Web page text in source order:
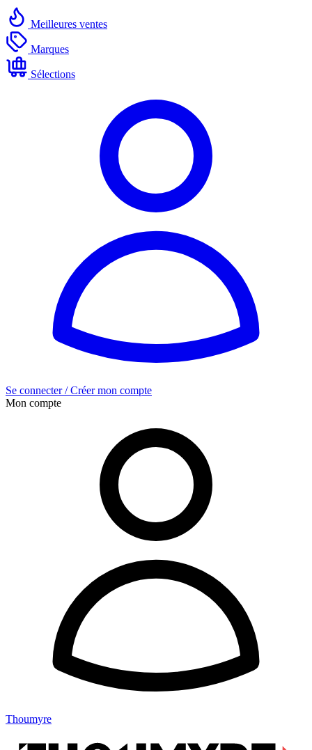
Meilleures ventes
Marques
Sélections
Se connecter / Créer mon compte
Mon compte
Thoumyre